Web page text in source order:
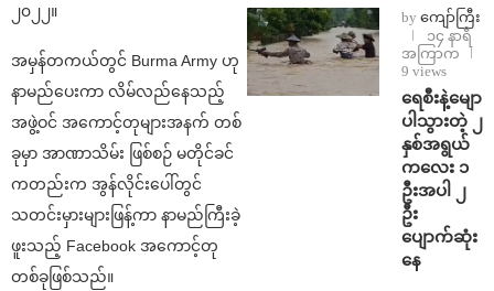
၂၀၂၂။
အမှန်တကယ်တွင် Burma Army ဟု
နာမည်ပေးကာ လိမ်လည်နေသည့်
အဖွဲ့ဝင် အကောင့်တုများအနက် တစ်
ခုမှာ အာဏာသိမ်း ဖြစ်စဉ် မတိုင်ခင်
ကတည်းက အွန်လိုင်းပေါ်တွင်
သတင်းမှားများဖြန့်ကာ နာမည်ကြီးခဲ့
ဖူးသည့် Facebook အကောင့်တု
တစ်ခုဖြစ်သည်။
by ကျော်ကြီး
၁၄ နာရီ
အကြာက
9 views
ရေစီးနဲ့မျော
ပါသွားတဲ့ ၂
နှစ်အရွယ်
ကလေး ၁
ဦးအပါ ၂
ဦး
ပျောက်ဆုံး
နေ